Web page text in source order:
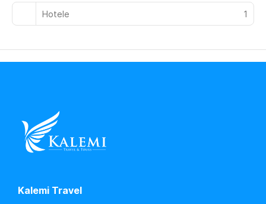
Hotele 1
Kalemi Travel